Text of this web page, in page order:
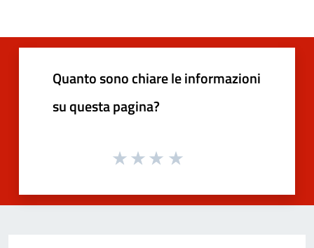
Quanto sono chiare le informazioni
su questa pagina?